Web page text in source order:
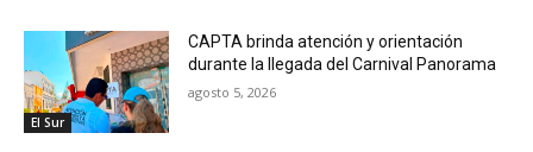
El Sur
CAPTA brinda atención y orientación
durante la llegada del Carnival Panorama
agosto 5, 2026